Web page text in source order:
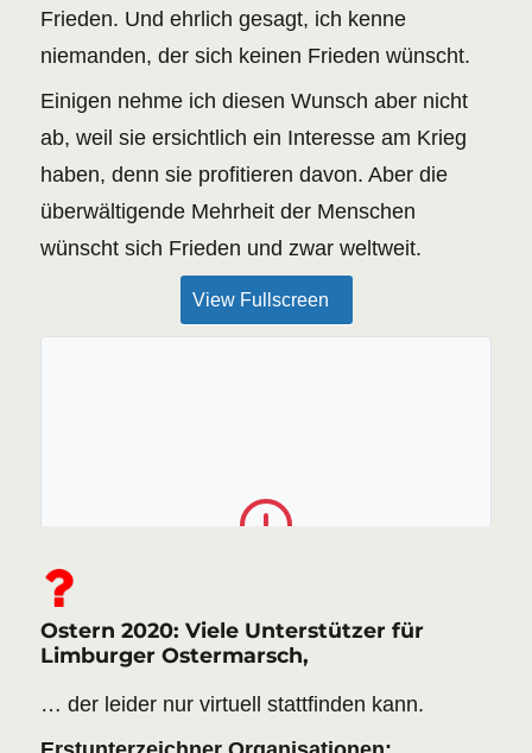
RETRY
Frieden. Und ehrlich gesagt, ich kenne
niemanden, der sich keinen Frieden wünscht.
Einigen nehme ich diesen Wunsch aber nicht
ab, weil sie ersichtlich ein Interesse am Krieg
haben, denn sie profitieren davon. Aber die
überwältigende Mehrheit der Menschen
wünscht sich Frieden und zwar weltweit.
View Fullscreen
RETRY
Ostern 2020: Viele Unterstützer für
Limburger Ostermarsch,
… der leider nur virtuell stattfinden kann.